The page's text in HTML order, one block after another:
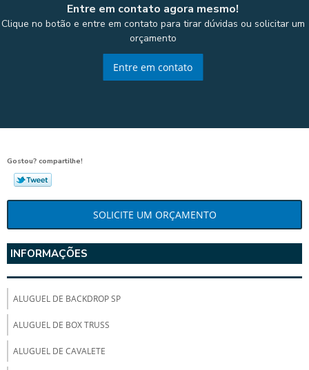
Entre em contato agora mesmo!
Clique no botão e entre em contato para tirar dúvidas ou solicitar um
orçamento
Entre em contato
Gostou? compartilhe!
SOLICITE UM ORÇAMENTO
INFORMAÇÕES
ALUGUEL DE BACKDROP SP
ALUGUEL DE BOX TRUSS
ALUGUEL DE CAVALETE